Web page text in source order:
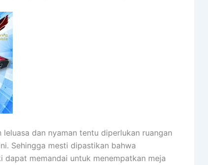
dan nyaman tentu diperlukan ruangan
Sehingga mesti dipastikan bahwa
dapat memandai untuk menempatkan meja